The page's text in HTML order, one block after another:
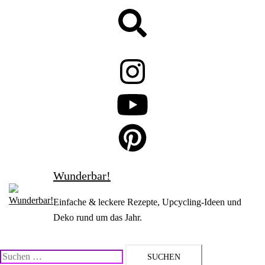
Wunderbar!
Einfache & leckere Rezepte, Upcycling-Ideen und
Deko rund um das Jahr.
Suchen